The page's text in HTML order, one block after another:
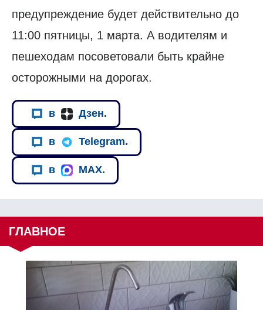
предупреждение будет действительно до
11:00 пятницы, 1 марта. А водителям и
пешеходам посоветовали быть крайне
осторожными на дорогах.
в Дзен.
в Telegram.
в MAX.
ГЛАВНОЕ